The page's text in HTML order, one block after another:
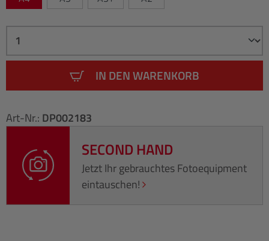
IN DEN WARENKORB
Art-Nr.: DP002183
SECOND HAND
Jetzt Ihr gebrauchtes Fotoequipment
eintauschen!